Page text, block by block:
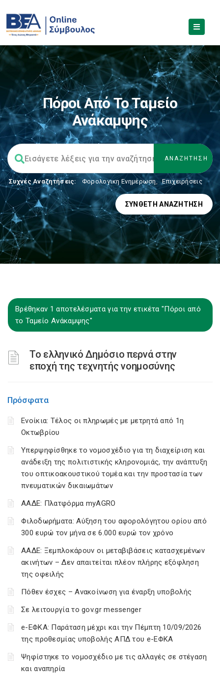
Πόροι Από Το Ταμείο
Ανάκαμψης
Συχνές Αναζητήσεις: Φορολογικη Ενημέρωση, Επιχειρήσεις
ΣΎΝΘΕΤΗ ΑΝΑΖΉΤΗΣΗ
Βρέθηκαν 1 αποτελέσματα για την ετικέτα "Πόροι από
το Ταμείο Ανάκαμψης"
Το ελληνικό Δημόσιο περνά στην
εποχή της τεχνητής νοημοσύνης
Πρόσφατα
Ενοίκια: Τέλος οι πληρωμές με μετρητά από 1η
Οκτωβρίου
Υπερψηφίσθηκε το νομοσχέδιο για τη διαχείριση και
ανάδειξη της πολιτιστικής κληρονομιάς, την ανάπτυξη
του οπτικοακουστικού τομέα και την προστασία των
πνευματικών δικαιωμάτων
ΑΑΔΕ: Πλατφόρμα myAGRO
Φιλοδωρήματα: Αύξηση του αφορολόγητου ορίου από
300 ευρώ τον μήνα σε 6.000 ευρώ τον χρόνο
ΑΑΔΕ: Ξεμπλοκάρουν οι μεταβιβάσεις κατασχεμένων
ακινήτων – Δεν απαιτείται πλέον πλήρης εξόφληση
της οφειλής
Πόθεν έσχες – Ανακοίνωση για έναρξη υποβολής
Σε λειτουργία το gov.gr messenger
e-ΕΦΚΑ: Παράταση μέχρι και την Πέμπτη 10/09/2026
της προθεσμίας υποβολής ΑΠΔ του e-ΕΦΚΑ
Ψηφίστηκε το νομοσχέδιο με τις αλλαγές σε στέγαση
και αναπηρία